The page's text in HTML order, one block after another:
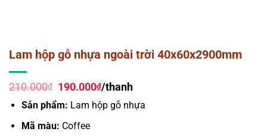
Lam hộp gỗ nhựa ngoài trời 40x60x2900mm
210.000₫
Giá
là:
190.000₫Giá
tại
/thanh
Sản phẩm: Lam hộp gỗ nhựa
Mã màu: Coffee